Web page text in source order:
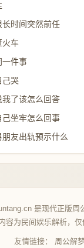
长时间突然前任
火车
一件事
己哭
我了该怎么回答
己坐牢怎么回事
朋友出轨预示什么
是现代正版周
容为民间娱乐解析，仅
友情链接： 周公解